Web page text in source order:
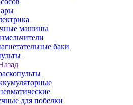
машины
баки
для побелки